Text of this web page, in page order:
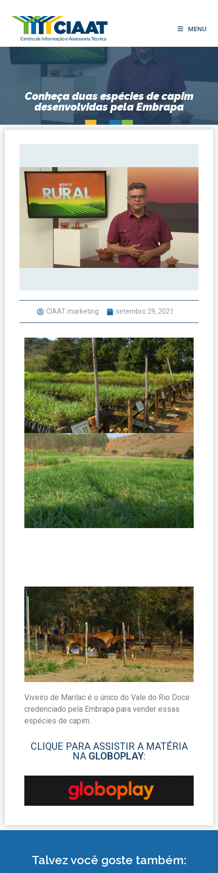
MENU
Conheça duas espécies de capim
desenvolvidas pela Embrapa
CIAAT marketing setembro 29, 2021
Viveiro de Marilac é o único do Vale do Rio Doce
credenciado pela Embrapa para vender essas
espécies de capim.
CLIQUE PARA ASSISTIR A MATÉRIA
NA GLOBOPLAY:
Talvez você goste também: